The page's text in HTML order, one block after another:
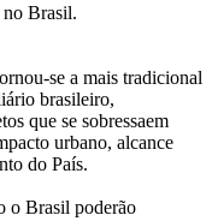
no Brasil.
se a mais tradicional
brasileiro,
que se sobressaem
urbano, alcance
do País.
o Brasil poderão